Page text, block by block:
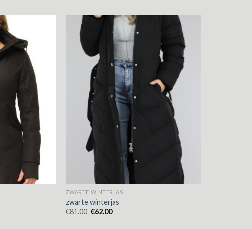
ZWARTE WINTERJAS
zwarte winterjas
€81.00 €62.00